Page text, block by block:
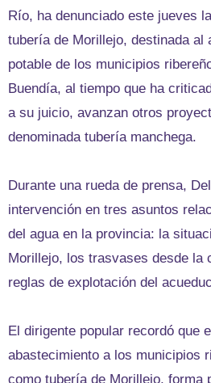
Río, ha denunciado este jueves
tubería de Morillejo, destinada al
potable de los municipios
Buendía, al tiempo que ha
a su juicio, avanzan otros
denominada tubería manchega.
Durante una rueda de prensa,
intervención en tres asuntos
del agua en la provincia: la
Morillejo, los trasvases desde la
reglas de explotación del
El dirigente popular recordó que
abastecimiento a los municipios
como tubería de Morillejo, forma